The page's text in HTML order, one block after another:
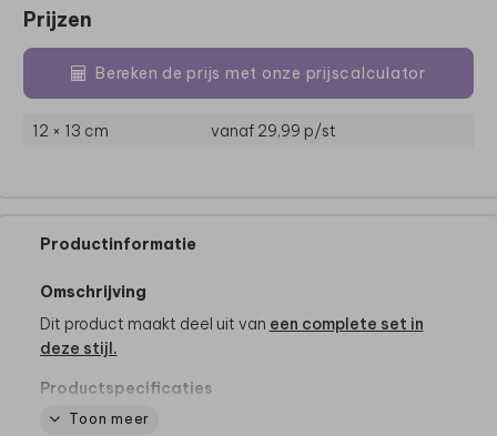
Prijzen
Bereken de prijs met onze prijscalculator
12 × 13 cm vanaf 29,99 p/st
Productinformatie
Omschrijving
Dit product maakt deel uit van een complete set in
deze stijl.
Productspecificaties
- Merk: Bulbby
Toon meer